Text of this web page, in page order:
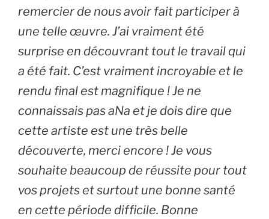
remercier de nous avoir fait participer à
une telle œuvre. J’ai vraiment été
surprise en découvrant tout le travail qui
a été fait. C’est vraiment incroyable et le
rendu final est magnifique ! Je ne
connaissais pas aNa et je dois dire que
cette artiste est une très belle
découverte, merci encore ! Je vous
souhaite beaucoup de réussite pour tout
vos projets et surtout une bonne santé
en cette période difficile. Bonne